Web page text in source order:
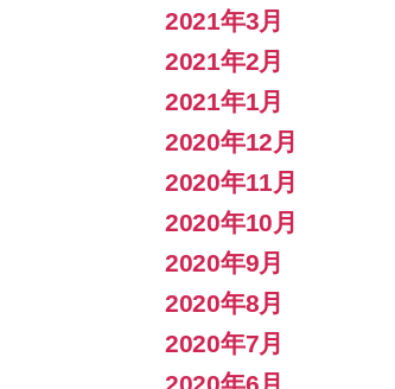
2021年3月
2021年2月
2021年1月
2020年12月
2020年11月
2020年10月
2020年9月
2020年8月
2020年7月
2020年6月